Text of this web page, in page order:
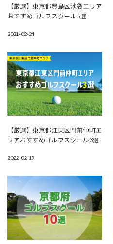
【厳選】東京都豊島区池袋エリア
おすすめゴルフスクール5選
2021-02-24
【厳選】東京都江東区門前仲町エ
リアおすすめゴルフスクール3選
2022-02-19